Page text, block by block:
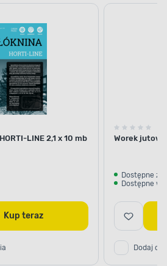
LINE 2,1 x 10 mb
Kup teraz
Worek
Dostępne z
Dostępne w
Dodaj do